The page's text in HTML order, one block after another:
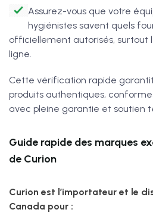
Assurez-vous que votre
hygiénistes savent quels
officiellement autorisés, surtout
ligne.
Cette vérification rapide
produits authentiques,
avec pleine garantie et soutien
Guide rapide des marques
de Curion
Curion est l’importateur et le
Canada pour :